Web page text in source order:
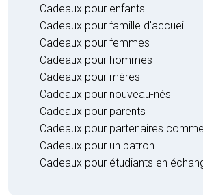
Cadeaux pour enfants
Cadeaux pour famille d'accueil
Cadeaux pour femmes
Cadeaux pour hommes
Cadeaux pour mères
Cadeaux pour nouveau-nés
Cadeaux pour parents
Cadeaux pour partenaires
Cadeaux pour un patron
Cadeaux pour étudiants en